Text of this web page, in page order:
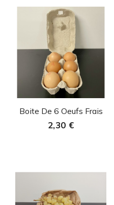
Aperçu rapide
Boite De 6 Oeufs Frais
2,30 €